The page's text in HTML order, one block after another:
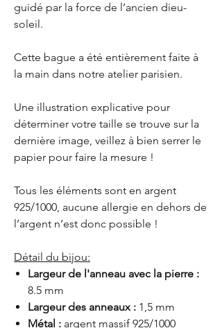
guidé par la force de l’ancien dieu-
soleil.
Cette bague a été entièrement faite à
la main dans notre atelier parisien.
Une illustration explicative pour
déterminer votre taille se trouve sur la
dernière image, veillez à bien serrer le
papier pour faire la mesure !
Tous les éléments sont en argent
925/1000, aucune allergie en dehors de
l’argent n’est donc possible !
Détail du bijou:
Largeur de l'anneau avec la pierre :
8.5 mm
Largeur des anneaux : 1,5 mm
Métal : argent massif 925/1000